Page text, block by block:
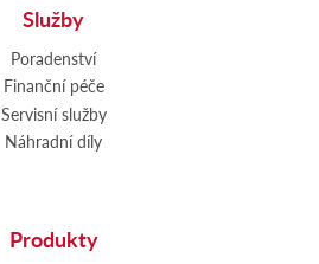
Služby
Poradenství
Finanční péče
Servisní služby
Náhradní díly
Produkty